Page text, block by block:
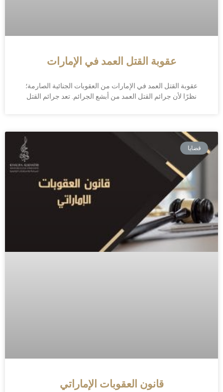
عقوبة القتل العمد في الإمارات
عقوبة القتل العمد في الإمارات من العقوبات الجنائية الصارمة؛
نظرًا لأن جرائم القتل العمد من أبشع الجرائم. تعد جرائم القتل
قضايا
قانون العقوبات الإماراتي